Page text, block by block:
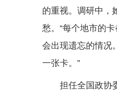
的重视。调研中，
愁。“每个地市的
会出现遗忘的情况
一张卡。”
担任全国政协